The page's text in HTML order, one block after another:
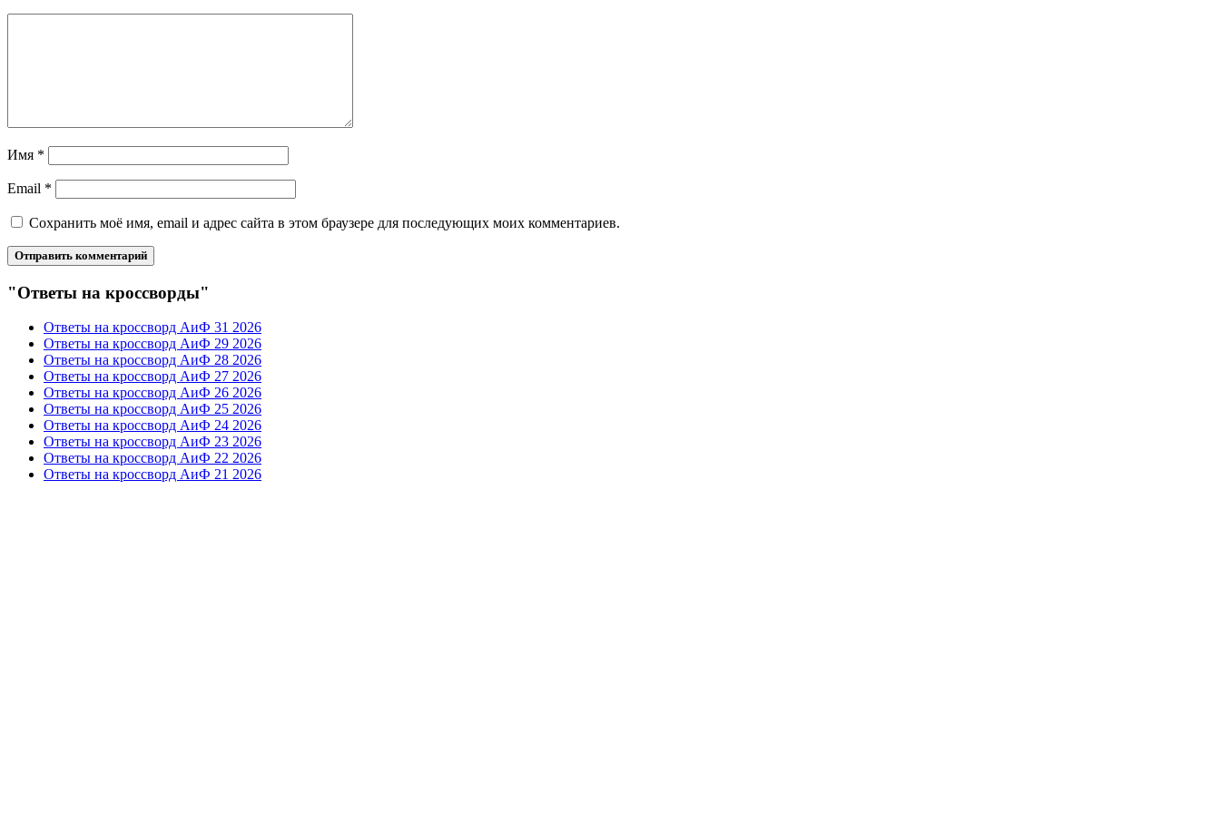
Имя *
Email *
Сохранить моё имя, email и адрес сайта в этом браузере для последующих моих комментариев.
"Ответы на кроссворды"
Ответы на кроссворд АиФ 31 2026
Ответы на кроссворд АиФ 29 2026
Ответы на кроссворд АиФ 28 2026
Ответы на кроссворд АиФ 27 2026
Ответы на кроссворд АиФ 26 2026
Ответы на кроссворд АиФ 25 2026
Ответы на кроссворд АиФ 24 2026
Ответы на кроссворд АиФ 23 2026
Ответы на кроссворд АиФ 22 2026
Ответы на кроссворд АиФ 21 2026